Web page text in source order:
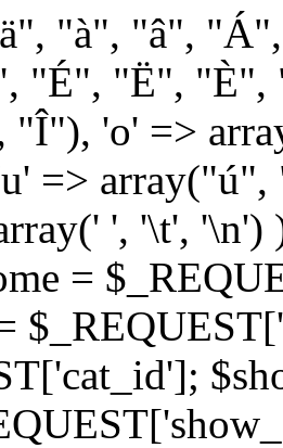
"à", "â",
"É", "Ë",
'o' =>
=>
', '\t',
=